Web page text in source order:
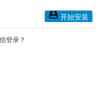
开始安装
登录？